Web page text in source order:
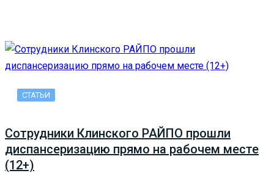
СТАТЬИ
Сотрудники Клинского РАЙПО прошли
диспансеризацию прямо на рабочем месте
(12+)